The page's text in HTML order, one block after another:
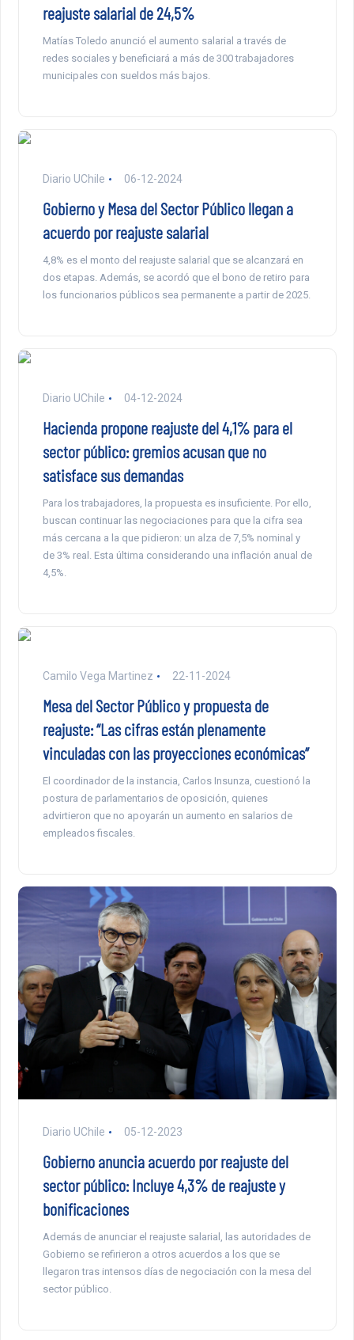
reajuste salarial de 24,5%
Matías Toledo anunció el aumento salarial a través de
redes sociales y beneficiará a más de 300 trabajadores
municipales con sueldos más bajos.
Diario UChile 06-12-2024
Gobierno y Mesa del Sector Público llegan a
acuerdo por reajuste salarial
4,8% es el monto del reajuste salarial que se alcanzará en
dos etapas. Además, se acordó que el bono de retiro para
los funcionarios públicos sea permanente a partir de 2025.
Diario UChile 04-12-2024
Hacienda propone reajuste del 4,1% para el
sector público: gremios acusan que no
satisface sus demandas
Para los trabajadores, la propuesta es insuficiente. Por ello,
buscan continuar las negociaciones para que la cifra sea
más cercana a la que pidieron: un alza de 7,5% nominal y
de 3% real. Esta última considerando una inflación anual de
4,5%.
Camilo Vega Martinez 22-11-2024
Mesa del Sector Público y propuesta de
reajuste: “Las cifras están plenamente
vinculadas con las proyecciones económicas”
El coordinador de la instancia, Carlos Insunza, cuestionó la
postura de parlamentarios de oposición, quienes
advirtieron que no apoyarán un aumento en salarios de
empleados fiscales.
Diario UChile 05-12-2023
Gobierno anuncia acuerdo por reajuste del
sector público: Incluye 4,3% de reajuste y
bonificaciones
Además de anunciar el reajuste salarial, las autoridades de
Gobierno se refirieron a otros acuerdos a los que se
llegaron tras intensos días de negociación con la mesa del
sector público.